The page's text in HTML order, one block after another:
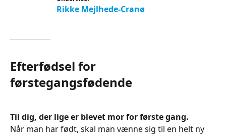
Rikke Mejlhede-Cranø
Efterfødsel for
førstegangsfødende
Til dig, der lige er blevet mor for første gang.
Når man har født, skal man vænne sig til en helt ny